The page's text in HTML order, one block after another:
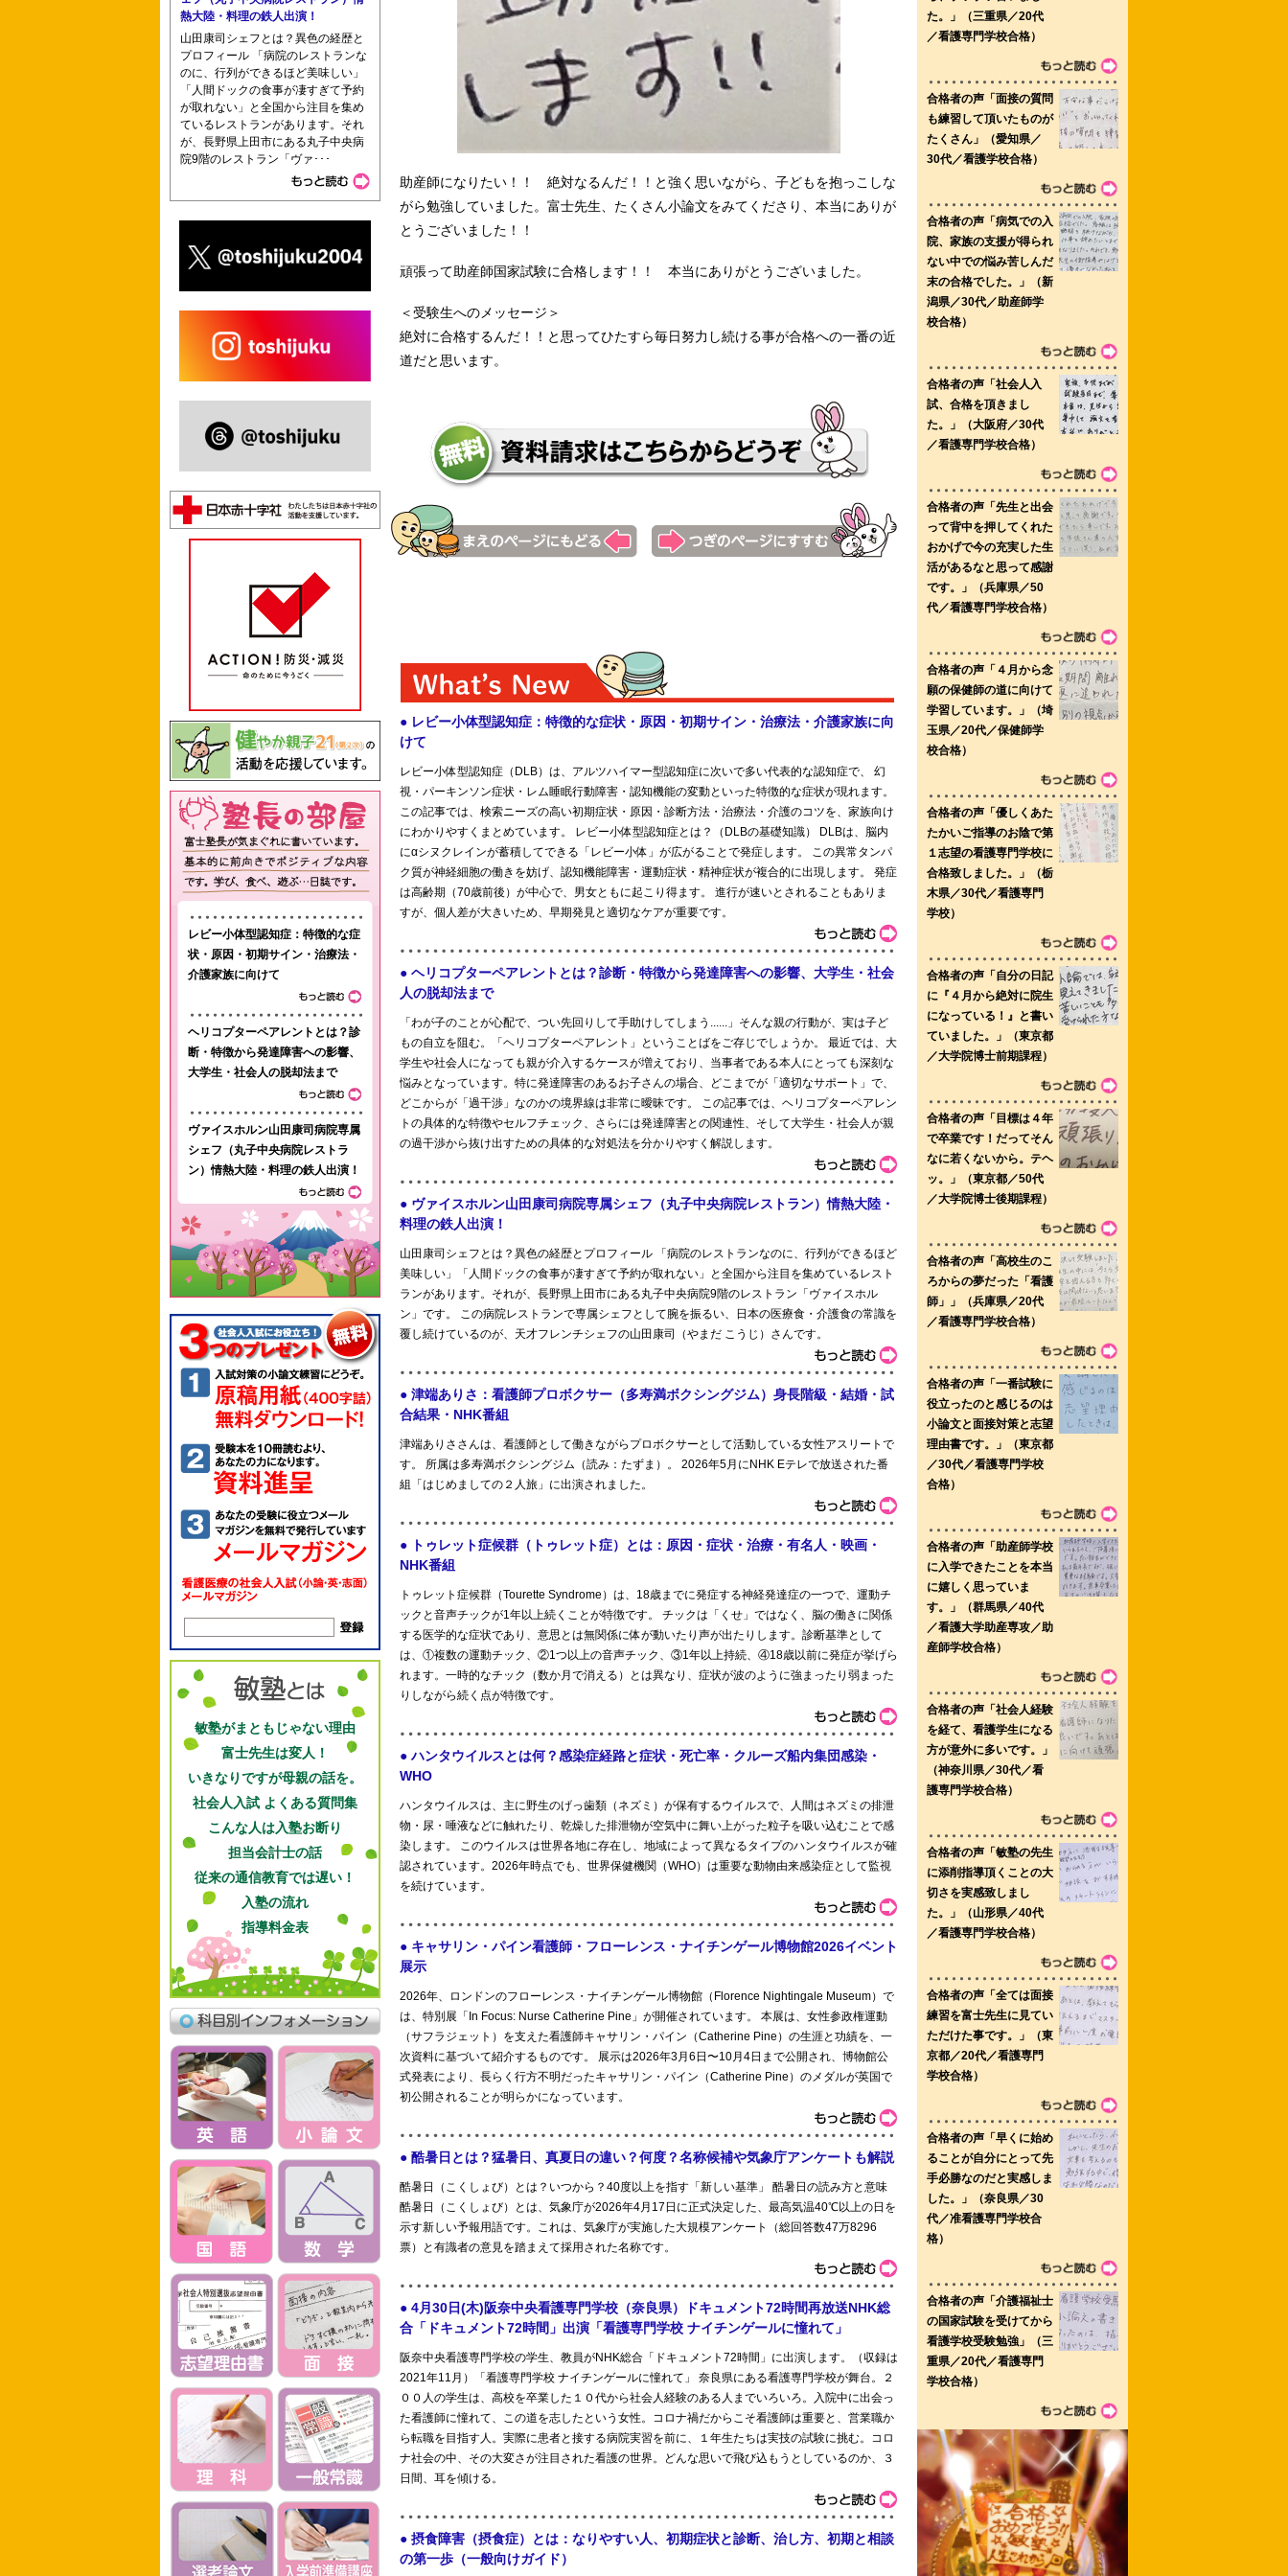
助産師になりたい！！ 絶対なるんだ！！と強く思いながら、子どもを抱っこしな
がら勉強していました。富士先生、たくさん小論文をみてくださり、本当にありが
とうございました！！
頑張って助産師国家試験に合格します！！ 本当にありがとうございました。
＜受験生へのメッセージ＞
絶対に合格するんだ！！と思ってひたすら毎日努力し続ける事が合格への一番の近
道だと思います。
熱大陸・料理の鉄人出演！
山田康司シェフとは？異色の経歴と
プロフィール 「病院のレストランな
のに、行列ができるほど美味しい」
「人間ドックの食事が凄すぎて予約
が取れない」と全国から注目を集め
ているレストランがあります。それ
が、長野県上田市にある丸子中央病
院9階のレストラン「ヴァ･･･
レビー小体型認知症：特徴的な症
状・原因・初期サイン・治療法・
介護家族に向けて
ヘリコプターペアレントとは？診
断・特徴から発達障害への影響、
大学生・社会人の脱却法まで
ヴァイスホルン山田康司病院専属
シェフ（丸子中央病院レストラ
ン）情熱大陸・料理の鉄人出演！
敏塾がまともじゃない理由
富士先生は変人！
いきなりですが母親の話を。
社会人入試 よくある質問集
こんな人は入塾お断り
担当会計士の話
従来の通信教育では遅い！
入塾の流れ
指導料金表